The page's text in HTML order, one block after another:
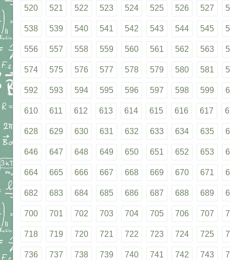
520 521 522 523 524 525 526 527
538 539 540 541 542 543 544 545
556 557 558 559 560 561 562 563
574 575 576 577 578 579 580 581
592 593 594 595 596 597 598 599
610 611 612 613 614 615 616 617
628 629 630 631 632 633 634 635
646 647 648 649 650 651 652 653
664 665 666 667 668 669 670 671
682 683 684 685 686 687 688 689
700 701 702 703 704 705 706 707
718 719 720 721 722 723 724 725
736 737 738 739 740 741 742 743